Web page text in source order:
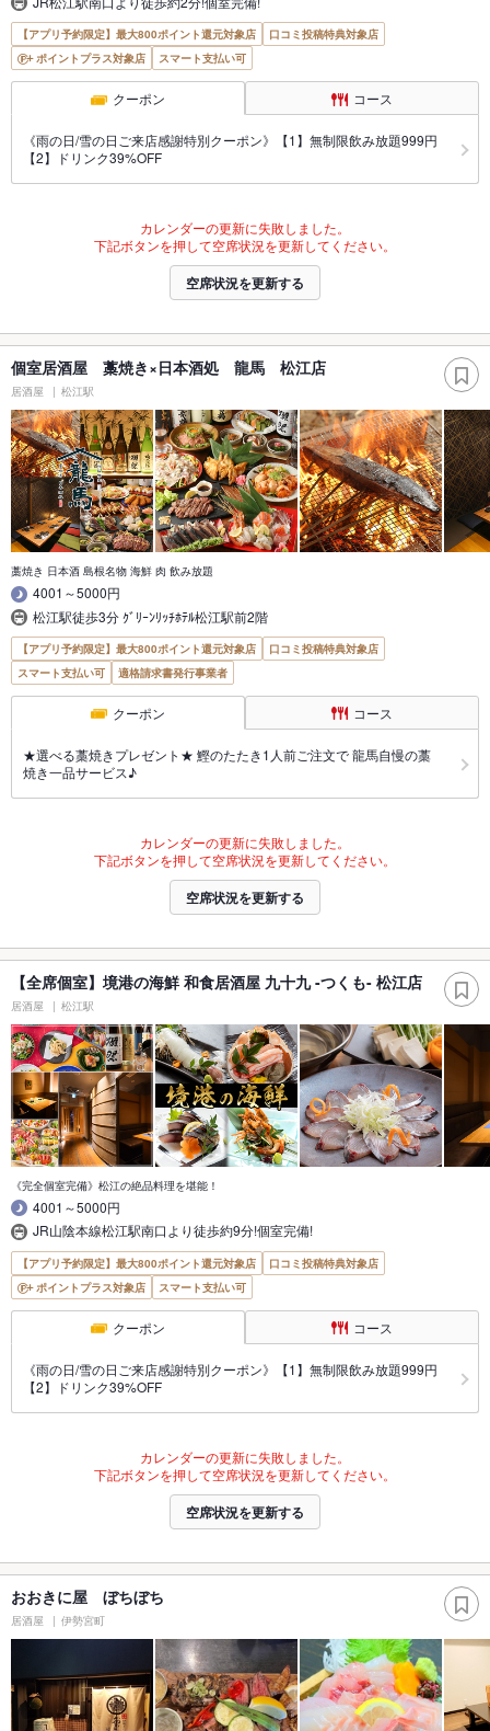
【アプリ予約限定】最大800ポイント還元対象店
口コミ投稿特典対象店
ポイントプラス対象店
スマート支払い可
クーポン コース
《雨の日/雪の日ご来店感謝特別クーポン》【1】無制限飲み放題999円
【2】ドリンク39%OFF
カレンダーの更新に失敗しました。
下記ボタンを押して空席状況を更新してください。
空席状況を更新する
個室居酒屋 藁焼き×日本酒処 龍馬 松江店
居酒屋 松江駅
藁焼き 日本酒 島根名物 海鮮 肉 飲み放題
4001～5000円
松江駅徒歩3分 ｸﾞﾘｰﾝﾘｯﾁﾎﾃﾙ松江駅前2階
【アプリ予約限定】最大800ポイント還元対象店
口コミ投稿特典対象店
スマート支払い可
適格請求書発行事業者
クーポン コース
★選べる藁焼きプレゼント★ 鰹のたたき1人前ご注文で 龍馬自慢の藁
焼き一品サービス♪
カレンダーの更新に失敗しました。
下記ボタンを押して空席状況を更新してください。
空席状況を更新する
【全席個室】境港の海鮮 和食居酒屋 九十九 -つくも- 松江店
居酒屋 松江駅
《完全個室完備》松江の絶品料理を堪能！
4001～5000円
JR山陰本線松江駅南口より徒歩約9分!個室完備!
【アプリ予約限定】最大800ポイント還元対象店
口コミ投稿特典対象店
ポイントプラス対象店
スマート支払い可
クーポン コース
《雨の日/雪の日ご来店感謝特別クーポン》【1】無制限飲み放題999円
【2】ドリンク39%OFF
カレンダーの更新に失敗しました。
下記ボタンを押して空席状況を更新してください。
空席状況を更新する
おおきに屋 ぼちぼち
居酒屋 伊勢宮町